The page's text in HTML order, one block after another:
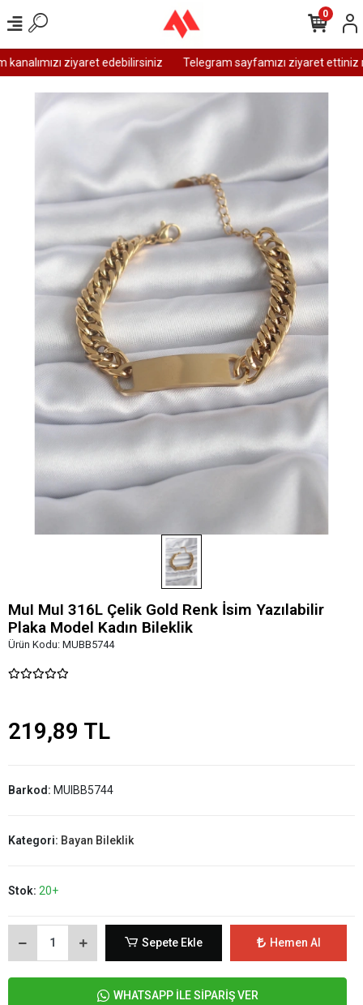
ziyaret edebilirsiniz Telegram sayfamızı ziyaret ettiniz
0
MuI MuI 316L Çelik Gold Renk İsim Yazılabilir
Plaka Model Kadın Bileklik
Ürün Kodu: MUBB5744
219,89 TL
Barkod: MUIBB5744
Kategori: Bayan Bileklik
Stok: 20+
Sepete Ekle Hemen Al
WHATSAPP İLE SİPARİŞ VER